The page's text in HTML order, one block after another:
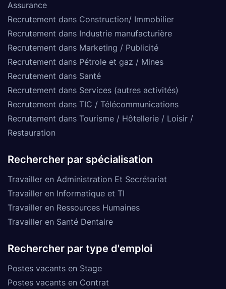
Assurance
Recrutement dans Construction/ Immobilier
Recrutement dans Industrie manufacturière
Recrutement dans Marketing / Publicité
Recrutement dans Pétrole et gaz / Mines
Recrutement dans Santé
Recrutement dans Services (autres activités)
Recrutement dans TIC / Télécommunications
Recrutement dans Tourisme / Hôtellerie / Loisir /
Restauration
Rechercher par spécialisation
Travailler en Administration Et Secrétariat
Travailler en Informatique et TI
Travailler en Ressources Humaines
Travailler en Santé Dentaire
Rechercher par type d'emploi
Postes vacants en Stage
Postes vacants en Contrat